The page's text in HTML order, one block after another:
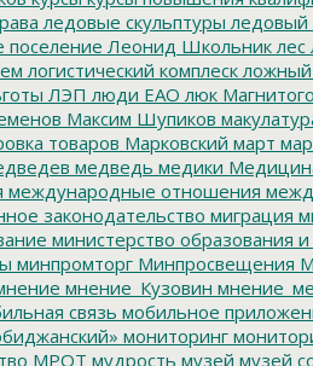
ледовые скульптуры ледовый
поселение Леонид Школьниклес
логистический комплеск
ЛЭП люди ЕАО люк
Максим Шупиков
товаров Марковский март
медведь медики
международные отношения
законодательство миграция
министерство образования
минпромторг Минпросвещения
мнение_Кузовин
связь мобильное
мониторинг
МРОТ мудрость музей музей